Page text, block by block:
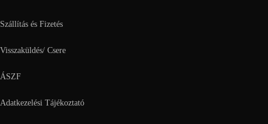
Szállítás és Fizetés
Visszaküldés/ Csere
ÁSZF
Adatkezelési Tájékoztató